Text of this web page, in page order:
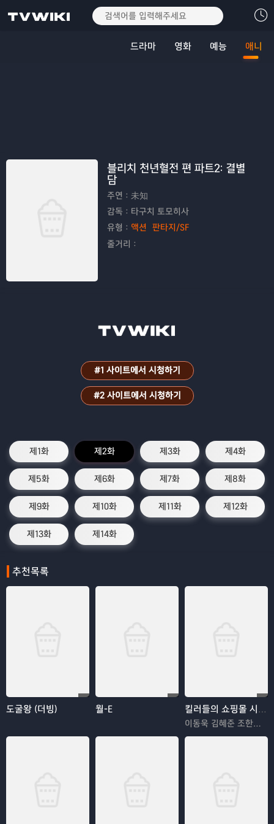
드라마 영화 예능 애니
블리치 천년혈전 편 파트2: 결별
담
주연： 未知
감독： 타구치 토모히사
유형： 액션 판타지/SF
줄거리：
#1 사이트에서 시청하기
#2 사이트에서 시청하기
제1화 제2화 제3화 제4화
제5화 제6화 제7화 제8화
제9화 제10화 제11화 제12화
제13화 제14화
추천목록
도굴왕 (더빙) 월-E 킬러들의 쇼핑몰 시즌2
이동욱 김혜준 조한선 김해나